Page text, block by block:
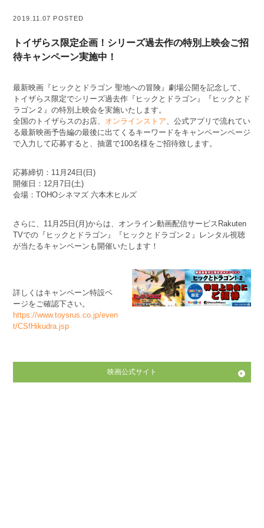
2019.11.07 POSTED
トイザらス限定企画！シリーズ過去作の特別上映会ご招
待キャンペーン実施中！
最新映画『ヒックとドラゴン 聖地への冒険』劇場公開を記念して、
トイザらス限定でシリーズ過去作『ヒックとドラゴン』『ヒックとド
ラゴン２』の特別上映会を実施いたします。
全国のトイザらスのお店、 オンラインストア、公式アプリで流れてい
る最新映画予告編の最後に出てくるキーワードをキャンペーンページ
で入力して応募すると、抽選で100名様をご招待致します。
応募締切：11月24日(日)
開催日：12月7日(土)
会場：TOHOシネマズ 六本木ヒルズ
さらに、11月25日(月)からは、オンライン動画配信サービスRakuten
TVでの『ヒックとドラゴン』『ヒックとドラゴン２』レンタル視聴
が当たるキャンペーンも開催いたします！
詳しくはキャンペーン特設ペ
ージをご確認下さい。
https://www.toysrus.co.jp/even
t/CSfHikudra.jsp
映画公式サイト